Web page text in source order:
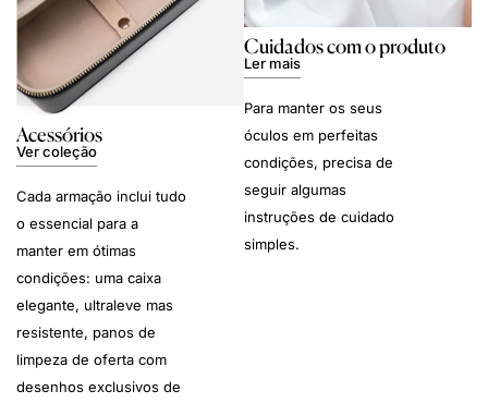
Acessórios
Ver coleção
Cada armação inclui tudo
o essencial para a
manter em ótimas
condições: uma caixa
elegante, ultraleve mas
resistente, panos de
limpeza de oferta com
desenhos exclusivos de
Cuidados com o produto
Ler mais
Para manter os seus
óculos em perfeitas
condições, precisa de
seguir algumas
instruções de cuidado
simples.